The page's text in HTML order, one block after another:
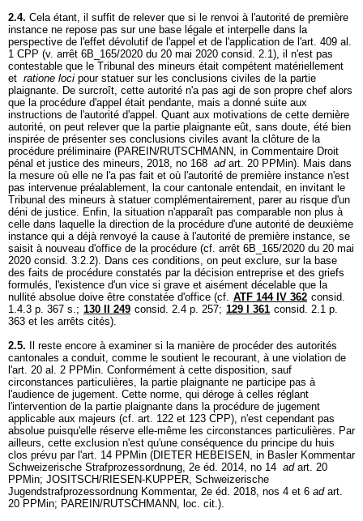
2.4. Cela étant, il suffit de relever que si le renvoi à l'autorité de première
instance ne repose pas sur une base légale et interpelle dans la
perspective de l'effet dévolutif de l'appel et de l'application de l'art. 409 al.
1 CPP (v. arrêt 6B_165/2020 du 20 mai 2020 consid. 2.1), il n'est pas
contestable que le Tribunal des mineurs était compétent matériellement
et ratione loci pour statuer sur les conclusions civiles de la partie
plaignante. De surcroît, cette autorité n'a pas agi de son propre chef alors
que la procédure d'appel était pendante, mais a donné suite aux
instructions de l'autorité d'appel. Quant aux motivations de cette dernière
autorité, on peut relever que la partie plaignante eût, sans doute, été bien
inspirée de présenter ses conclusions civiles avant la clôture de la
procédure préliminaire (PAREIN/RUTSCHMANN, in Commentaire Droit
pénal et justice des mineurs, 2018, no 168 ad art. 20 PPMin). Mais dans
la mesure où elle ne l'a pas fait et où l'autorité de première instance n'est
pas intervenue préalablement, la cour cantonale entendait, en invitant le
Tribunal des mineurs à statuer complémentairement, parer au risque d'un
déni de justice. Enfin, la situation n'apparaît pas comparable non plus à
celle dans laquelle la direction de la procédure d'une autorité de deuxième
instance qui a déjà renvoyé la cause à l'autorité de première instance, se
saisit à nouveau d'office de la procédure (cf. arrêt 6B_165/2020 du 20 mai
2020 consid. 3.2.2). Dans ces conditions, on peut exclure, sur la base
des faits de procédure constatés par la décision entreprise et des griefs
formulés, l'existence d'un vice si grave et aisément décelable que la
nullité absolue doive être constatée d'office (cf. ATF 144 IV 362 consid.
1.4.3 p. 367 s.; 130 II 249 consid. 2.4 p. 257; 129 I 361 consid. 2.1 p.
363 et les arrêts cités).
2.5. Il reste encore à examiner si la manière de procéder des autorités
cantonales a conduit, comme le soutient le recourant, à une violation de
l'art. 20 al. 2 PPMin. Conformément à cette disposition, sauf
circonstances particulières, la partie plaignante ne participe pas à
l'audience de jugement. Cette norme, qui déroge à celles réglant
l'intervention de la partie plaignante dans la procédure de jugement
applicable aux majeurs (cf. art. 122 et 123 CPP), n'est cependant pas
absolue puisqu'elle réserve elle-même les circonstances particulières. Par
ailleurs, cette exclusion n'est qu'une conséquence du principe du huis
clos prévu par l'art. 14 PPMin (DIETER HEBEISEN, in Basler Kommentar
Schweizerische Strafprozessordnung, 2e éd. 2014, no 14 ad art. 20
PPMin; JOSITSCH/RIESEN-KUPPER, Schweizerische
Jugendstrafprozessordnung Kommentar, 2e éd. 2018, nos 4 et 6 ad art.
20 PPMin; PAREIN/RUTSCHMANN, loc. cit.).